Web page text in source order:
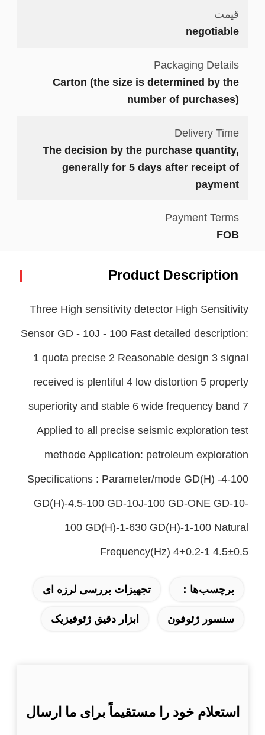
قیمت
negotiable
Packaging Details
Carton (the size is determined by the
number of purchases)
Delivery Time
The decision by the purchase quantity,
generally for 5 days after receipt of
payment
Payment Terms
FOB
Product Description
Three High sensitivity detector High Sensitivity
Sensor GD - 10J - 100 Fast detailed description:
1 quota precise 2 Reasonable design 3 signal
received is plentiful 4 low distortion 5 property
superiority and stable 6 wide frequency band 7
Applied to all precise seismic exploration test
methode Application: petroleum exploration
Specifications : Parameter/mode GD(H) -4-100
GD(H)-4.5-100 GD-10J-100 GD-ONE GD-10-
100 GD(H)-1-630 GD(H)-1-100 Natural
Frequency(Hz) 4+0.2-1 4.5±0.5
برچسب‌ها： تجهیزات بررسی لرزه ای
سنسور ژئوفون ابزار دقیق ژئوفیزیک
استعلام خود را مستقیماً برای ما ارسال